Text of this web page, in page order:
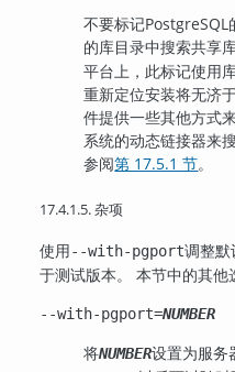
不要标记PostgreSQL
的库目录中搜索共享
平台上，此标记使用
重新定位安装将无济
件提供一些其他方式
系统的动态链接器来
参阅第 17.5.1 节。
17.4.1.5. 杂项
使用--with-pgport调整
于测试版本。 本节中的其他
--with-pgport=NUMBER
将NUMBER设置为服务